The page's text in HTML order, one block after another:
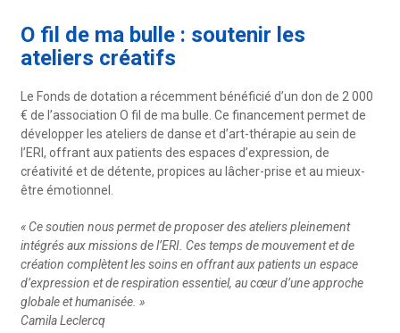
O fil de ma bulle : soutenir les
ateliers créatifs
Le Fonds de dotation a récemment bénéficié d’un don de 2 000
€ de l’association O fil de ma bulle. Ce financement permet de
développer les ateliers de danse et d’art-thérapie au sein de
l’ERI, offrant aux patients des espaces d’expression, de
créativité et de détente, propices au lâcher-prise et au mieux-
être émotionnel.
« Ce soutien nous permet de proposer des ateliers pleinement
intégrés aux missions de l’ERI. Ces temps de mouvement et de
création complètent les soins en offrant aux patients un espace
d’expression et de respiration essentiel, au cœur d’une approche
globale et humanisée. »
Camila Leclercq